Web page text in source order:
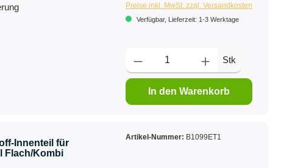
Preise inkl. MwSt. zzgl. Versandkosten
Verfügbar, Lieferzeit: 1-3 Werktage
Stk
In den Warenkorb
Innenteil für
Flach/Kombi
Artikel-Nummer: B1099ET1